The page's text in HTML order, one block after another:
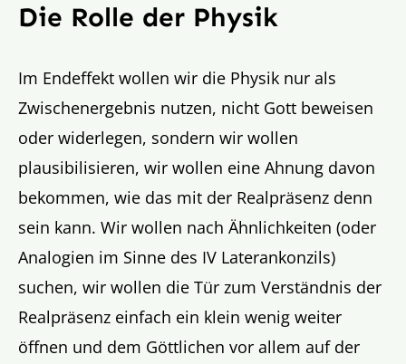
Die Rolle der Physik
Im Endeffekt wollen wir die Physik nur als
Zwischenergebnis nutzen, nicht Gott beweisen
oder widerlegen, sondern wir wollen
plausibilisieren, wir wollen eine Ahnung davon
bekommen, wie das mit der Realpräsenz denn
sein kann. Wir wollen nach Ähnlichkeiten (oder
Analogien im Sinne des IV Laterankonzils)
suchen, wir wollen die Tür zum Verständnis der
Realpräsenz einfach ein klein wenig weiter
öffnen und dem Göttlichen vor allem auf der